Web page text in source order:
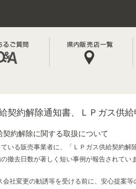
契約解除通知書、ＬＰガス供
契約解除に関する取扱について
いる販売事業者に、「ＬＰガス供給契約
撤去日数が著しく短い事例が報告されていま
会社変更の勧誘等を受ける前に、安心提案等